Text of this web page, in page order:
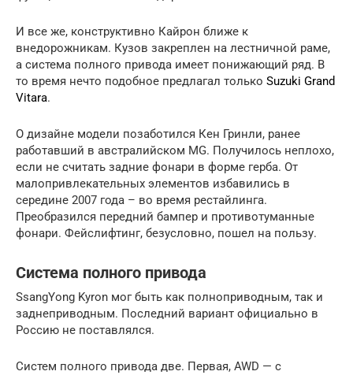
И все же, конструктивно Кайрон ближе к
внедорожникам. Кузов закреплен на лестничной раме,
а система полного привода имеет понижающий ряд. В
то время нечто подобное предлагал только Suzuki Grand
Vitara.
О дизайне модели позаботился Кен Гринли, ранее
работавший в австралийском MG. Получилось неплохо,
если не считать задние фонари в форме герба. От
малопривлекательных элементов избавились в
середине 2007 года – во время рестайлинга.
Преобразился передний бампер и противотуманные
фонари. Фейслифтинг, безусловно, пошел на пользу.
Система полного привода
SsangYong Kyron мог быть как полноприводным, так и
заднеприводным. Последний вариант официально в
Россию не поставлялся.
Систем полного привода две. Первая, AWD — с